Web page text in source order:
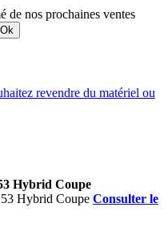
de nos prochaines ventes
Ok
Hybrid Coupe
Consulter le